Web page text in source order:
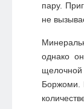
пару.
не
однако
Боржоми.